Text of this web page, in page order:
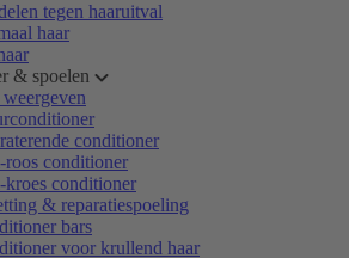
tegen haaruitval
haar
& spoelen
conditioner
conditioner
conditioner
& reparatiespoeling
bars
voor krullend haar